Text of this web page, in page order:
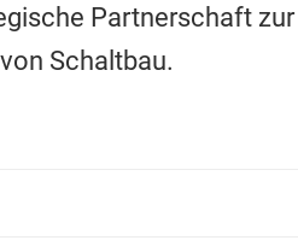
Partnerschaft zur
Schaltbau.